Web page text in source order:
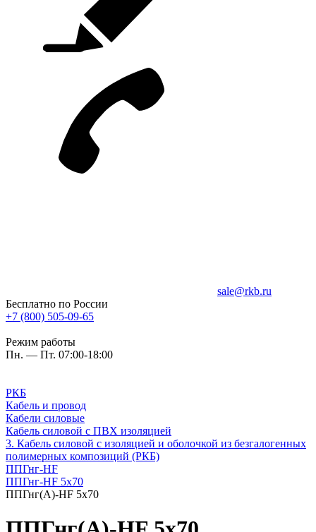
sale@rkb.ru
Бесплатно по России
+7 (800) 505-09-65
Режим работы
Пн. — Пт. 07:00-18:00
РКБ
Кабель и провод
Кабели силовые
Кабель силовой с ПВХ изоляцией
3. Кабель силовой с изоляцией и оболочкой из безгалогенных
полимерных композиций (РКБ)
ППГнг-HF
ППГнг-HF 5х70
ППГнг(А)-HF 5х70